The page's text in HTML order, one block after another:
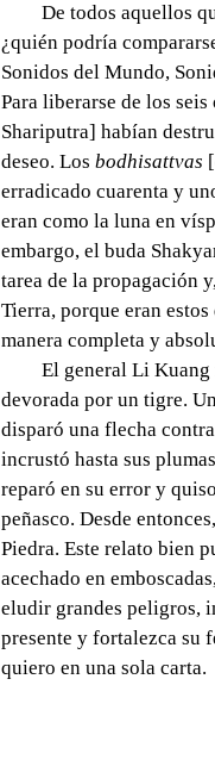
De todos aquellos
¿quién podría
Sonidos del Mundo,
Para liberarse de los seis
Shariputra] habían
deseo. Los bodhisattvas
erradicado cuarenta y
eran como la luna en
embargo, el buda
tarea de la propagación
Tierra, porque eran
manera completa y
El generalLi Kuang
devorada por un tigre.
disparó una flecha
incrustó hasta sus
reparó en su error y
peñasco. Desde
Piedra. Este relato bien
acechado en
eludir grandes peligros,
presente y fortalezca su
quiero en una sola carta.